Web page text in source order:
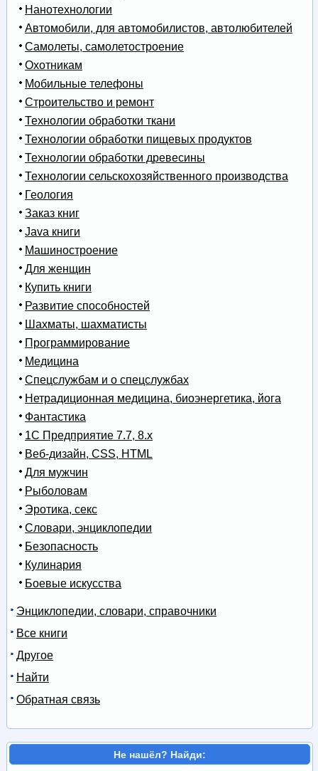
Нанотехнологии
Автомобили, для автомобилистов, автолюбителей
Самолеты, самолетостроение
Охотникам
Мобильные телефоны
Строительство и ремонт
Технологии обработки ткани
Технологии обработки пищевых продуктов
Технологии обработки древесины
Технологии сельскохозяйственного производства
Геология
Заказ книг
Java книги
Машиностроение
Для женщин
Купить книги
Развитие способностей
Шахматы, шахматисты
Программирование
Медицина
Спецслужбам и о спецслужбах
Нетрадиционная медицина, биоэнергетика, йога
Фантастика
1С Предприятие 7.7, 8.x
Веб-дизайн, CSS, HTML
Для мужчин
Рыболовам
Эротика, секс
Словари, энциклопедии
Безопасность
Кулинария
Боевые искусства
Энциклопедии, словари, справочники
Все книги
Другое
Найти
Обратная связь
Не нашёл? Найди: